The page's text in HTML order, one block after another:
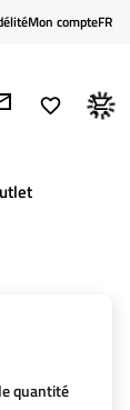
Mon compteFR
quantité